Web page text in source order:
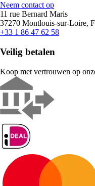
Neem contact op
11 rue Bernard Maris
37270 Montlouis-sur-Loire,
+33 1 86 47 62 58
Veilig betalen
Koop met vertrouwen op